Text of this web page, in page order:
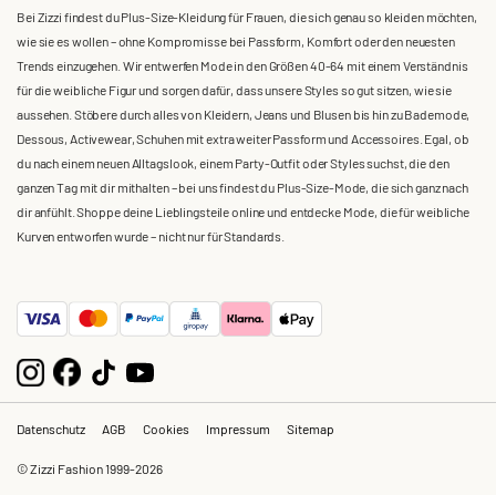
Bei Zizzi findest du Plus-Size-Kleidung für Frauen, die sich genau so kleiden möchten,
wie sie es wollen – ohne Kompromisse bei Passform, Komfort oder den neuesten
Trends einzugehen. Wir entwerfen Mode in den Größen 40-64 mit einem Verständnis
für die weibliche Figur und sorgen dafür, dass unsere Styles so gut sitzen, wie sie
aussehen. Stöbere durch alles von Kleidern, Jeans und Blusen bis hin zu Bademode,
Dessous, Activewear, Schuhen mit extra weiter Passform und Accessoires. Egal, ob
du nach einem neuen Alltagslook, einem Party-Outfit oder Styles suchst, die den
ganzen Tag mit dir mithalten – bei uns findest du Plus-Size-Mode, die sich ganz nach
dir anfühlt. Shoppe deine Lieblingsteile online und entdecke Mode, die für weibliche
Kurven entworfen wurde – nicht nur für Standards.
Datenschutz AGB Cookies Impressum Sitemap
© Zizzi Fashion 1999-2026